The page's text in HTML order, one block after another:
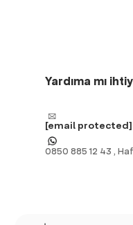
Yardıma mı
[email protected]
0850 885 12 43 ,